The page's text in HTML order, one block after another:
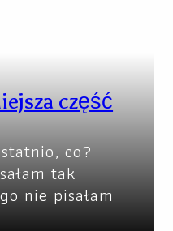
część
co?
tak
nie pisałam